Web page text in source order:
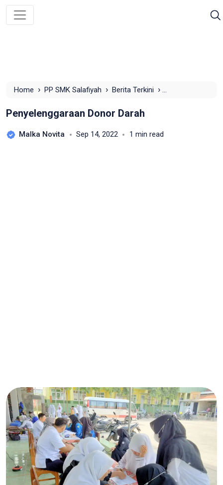
Home › PP SMK Salafiyah › Berita Terkini ›
Penyelenggaraan Donor Darah
Malka Novita Sep 14, 2022 1 min read